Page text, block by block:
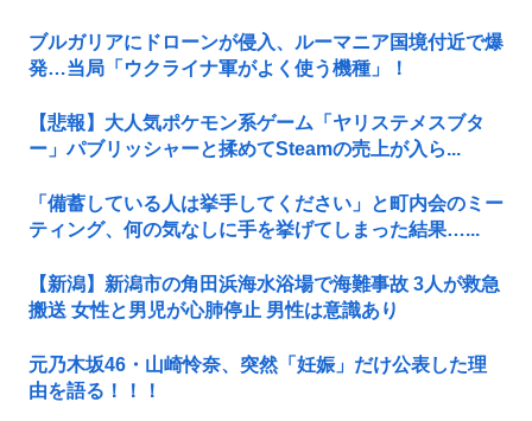
ブルガリアにドローンが侵入、ルーマニア国境付近で爆
発…当局「ウクライナ軍がよく使う機種」！
【悲報】大人気ポケモン系ゲーム「ヤリステメスブタ
ー」パブリッシャーと揉めてSteamの売上が入ら...
「備蓄している人は挙手してください」と町内会のミー
ティング、何の気なしに手を挙げてしまった結果…...
【新潟】新潟市の角田浜海水浴場で海難事故 3人が救急
搬送 女性と男児が心肺停止 男性は意識あり
元乃木坂46・山崎怜奈、突然「妊娠」だけ公表した理
由を語る！！！